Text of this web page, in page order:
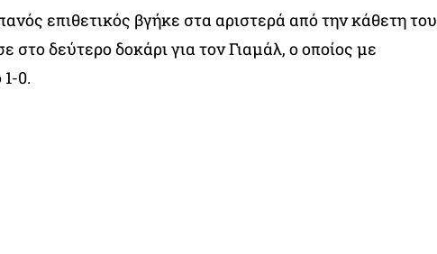
επιθετικός βγήκε στα αριστερά από την κάθετη του
στο δεύτερο δοκάρι για τον Γιαμάλ, ο οποίος με
0.